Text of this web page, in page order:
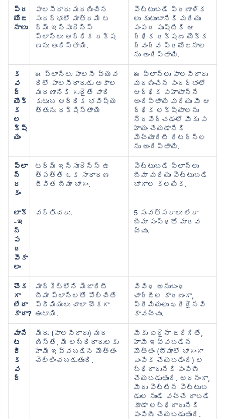
ప్ర
యోజ
నాలు
పాలసీదారు మరణించిన
సందర్భంలో మాత్రమే ట
ర్మ్ ఇన్సూరెన్స్
ప్లాన్‌లు ఆర్థిక రక్ష
ణను అందిస్తాయి.
పెట్టుబడి ప్రణాళిక
లు కుటుంబానికి మరియు
సంపద సృష్టికి ఆ
ర్థిక రక్షణ యొక్క
ద్వంద్వ ప్రయోజనాల
ను అందిస్తాయి.
క
వ
ర్
యొక్
క
ల
క్ష్
యం
ఈ ప్లాన్‌లు పాలసీ వ్యవ
ధిలో పాలసీదారుడు అకాల
మరణానికి గురైతే వారి
కుటుంబ ఆర్థిక భవిష్య
త్తును రక్షిస్తాయి
ఈ ప్లాన్‌లు పాలసీదారు
మరణించిన సందర్భంలో
ఆర్థిక సహాయాన్ని
అందిస్తాయి మరియు మీ ఆ
ర్థిక లక్ష్యాలను
నెరవేర్చడంలో మీకు స
హాయం చేయడానికి
మెచ్యూరిటీ రిటర్న్‌ల
ను అందిస్తాయి.
ప్లా
న్
ర
కం
టర్మ్ ఇన్సూరెన్స్ ఉ
త్పత్తి ఒక సాధారణ
జీవిత బీమా భాగం.
పెట్టుబడి ప్లాన్‌లు
బీమా మరియు పెట్టుబడి
భాగాల కలయిక.
లాక్
-ఇ
న్
ప
ద
వీకా
లం
వర్తించదు.
5 సంవత్సరాలు లేదా
బీమా సంస్థతో మారవ
చ్చు.
చౌక
గా
లేదా
కాదా?
మార్కెట్‌లోని మెజారిటీ
బీమా ప్లాన్‌లతో పోల్చితే
ప్రీమియంలు చాలా చౌకగా
ఉంటాయి.
వివిధ అనుబంధ
ఛార్జీల కారణంగా,
ప్రీమియంలు ఖరీదైనవి
కావచ్చు.
మాని
ట
రీ
క
వ
ర్
మీరు (పాలసీదారు) మర
ణిస్తే, మీ లబ్ధిదారులకు
హామీ ఇవ్వబడిన మొత్తం
చెల్లించబడుతుంది.
మీకు ఏదైనా జరిగితే,
హామీ ఇవ్వబడిన
మొత్తం (భీమాలో భాగంగా
ఎంపిక చేయబడింది) ల
బ్ధిదారునికి పంపిణీ
చేయబడుతుంది. అదనంగా,
మీరు పెట్టిన పెట్టుబ
డుల నుండి వచ్చే రాబడి
కూడా లబ్ధిదారునికి
పంపిణీ చేయబడుతుంది.